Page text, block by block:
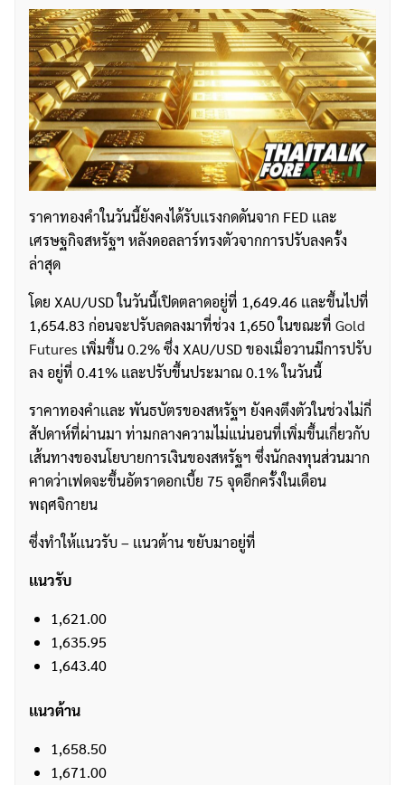
ราคาทองคำในวันนี้ยังคงได้รับเเรงกดดันจาก FED เเละ
เศรษฐกิจสหรัฐฯ หลังดอลลาร์ทรงตัวจากการปรับลงครั้ง
ล่าสุด
โดย XAU/USD ในวันนี้เปิดตลาดอยู่ที่ 1,649.46 เเละขึ้นไปที่
1,654.83 ก่อนจะปรับลดลงมาที่ช่วง 1,650 ในขณะที่ Gold
Futures เพิ่มขึ้น 0.2% ซึ่ง XAU/USD ของเมื่อวานมีการปรับ
ลง อยู่ที่ 0.41% เเละปรับขึ้นประมาณ 0.1% ในวันนี้
ราคาทองคำเเละ พันธบัตรของสหรัฐฯ ยังคงตึงตัวในช่วงไม่กี่
สัปดาห์ที่ผ่านมา ท่ามกลางความไม่แน่นอนที่เพิ่มขึ้นเกี่ยวกับ
เส้นทางของนโยบายการเงินของสหรัฐฯ ซึ่งนักลงทุนส่วนมาก
คาดว่าเฟดจะขึ้นอัตราดอกเบี้ย 75 จุดอีกครั้งในเดือน
พฤศจิกายน
ซึ่งทำให้เเนวรับ – เเนวต้าน ขยับมาอยู่ที่
เเนวรับ
1,621.00
1,635.95
1,643.40
เเนวต้าน
1,658.50
1,671.00